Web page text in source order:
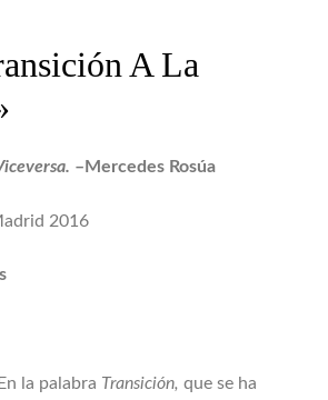
A La
–Mercedes Rosúa
2016
En la palabra Transición, que se ha